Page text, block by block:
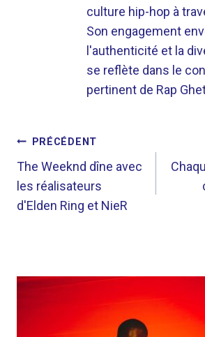
culture hip-hop à
Son engagement
l'authenticité et la
se reflète dans le
pertinent de Rap
NAVIGATION
DE
L’ARTICLE
PRÉCÉDENT
The Weeknd dîne avec
les réalisateurs
d'Elden Ring et NieR